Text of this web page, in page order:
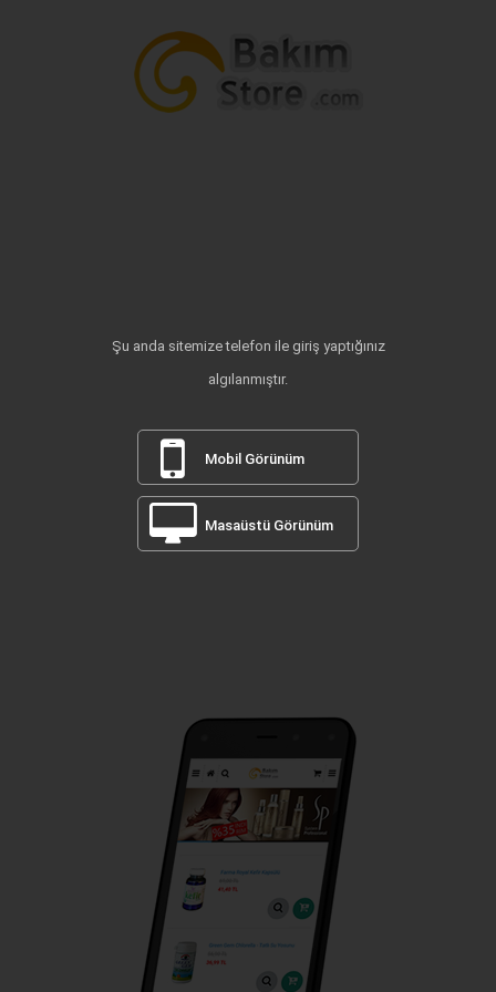
Şu anda sitemize telefon ile giriş yaptığınız
algılanmıştır.
Mobil Görünüm
Masaüstü Görünüm